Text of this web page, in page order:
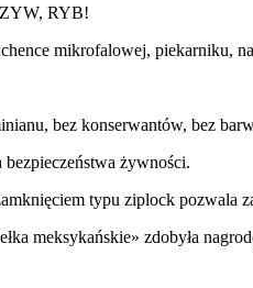
RYB!
mikrofalowej, piekarniku,
bez konserwantów, bez
żywności.
typu ziplock pozwala
meksykańskie» zdobyła